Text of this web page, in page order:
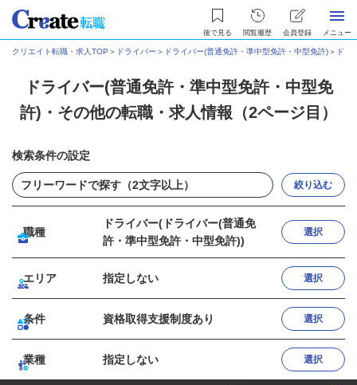
後で見る 閲覧履歴 会員登録 メニュー
クリエイト転職・求人TOP ＞ ドライバー ＞ ドライバー(普通免許・準中型免許・中型免許)＞ ドラ
ドライバー(普通免許・準中型免許・中型免
許)・その他の転職・求人情報（2ページ目）
検索条件の設定
絞り込む
職種
ドライバー(ドライバー(普通免
許・準中型免許・中型免許))
選択
エリア 指定しない 選択
条件 資格取得支援制度あり 選択
業種 指定しない 選択